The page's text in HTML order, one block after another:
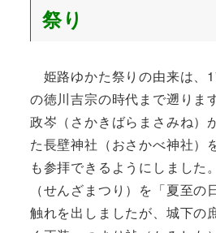
祭り
姫路ゆかた祭りの由来は、
の徳川吉宗の時代まで遡りま
政岑（さかきばらまさみね）
た長壁神社（おさかべ神社）
も参拝できるようにしました
（せんざまつり）を「夏至の
触れを出しましたが、城下の